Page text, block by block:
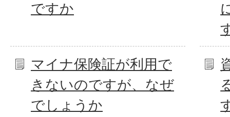
ですか
マイナ保険証が利用で
きないのですが、なぜ
でしょうか